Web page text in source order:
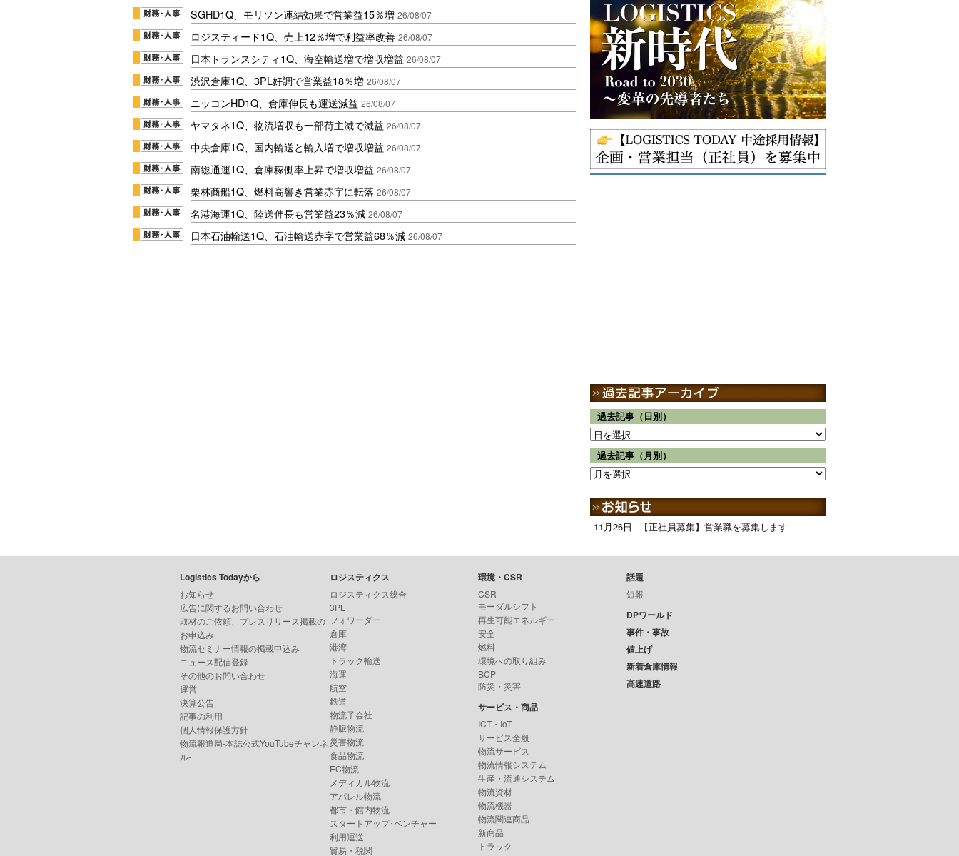
SGHD1Q、モリソン連結効果で営業益15％増 26/08/07
ロジスティード1Q、売上12％増で利益率改善 26/08/07
日本トランスシティ1Q、海空輸送増で増収増益 26/08/07
渋沢倉庫1Q、3PL好調で営業益18％増 26/08/07
ニッコンHD1Q、倉庫伸長も運送減益 26/08/07
ヤマタネ1Q、物流増収も一部荷主減で減益 26/08/07
中央倉庫1Q、国内輸送と輸入増で増収増益 26/08/07
南総通運1Q、倉庫稼働率上昇で増収増益 26/08/07
栗林商船1Q、燃料高響き営業赤字に転落 26/08/07
名港海運1Q、陸送伸長も営業益23％減 26/08/07
日本石油輸送1Q、石油輸送赤字で営業益68％減 26/08/07
過去記事（日別）
過去記事（月別）
11月26日 【正社員募集】営業職を募集します
Logistics Todayから
お知らせ
広告に関するお問い合わせ
取材のご依頼、プレスリリース掲載の
お申込み
物流セミナー情報の掲載申込み
ニュース配信登録
その他のお問い合わせ
運営
決算公告
記事の利用
個人情報保護方針
物流報道局-本誌公式YouTubeチャンネ
ル-
ロジスティクス
ロジスティクス総合
3PL
フォワーダー
倉庫
港湾
トラック輸送
海運
航空
鉄道
物流子会社
静脈物流
災害物流
食品物流
EC物流
メディカル物流
アパレル物流
都市・館内物流
スタートアップ･ベンチャー
利用運送
貿易・税関
環境・CSR
CSR
モーダルシフト
再生可能エネルギー
安全
燃料
環境への取り組み
BCP
防災・災害
サービス・商品
ICT・IoT
サービス全般
物流サービス
物流情報システム
生産・流通システム
物流資材
物流機器
物流関連商品
新商品
トラック
話題
短報
DPワールド
事件・事故
値上げ
新着倉庫情報
高速道路